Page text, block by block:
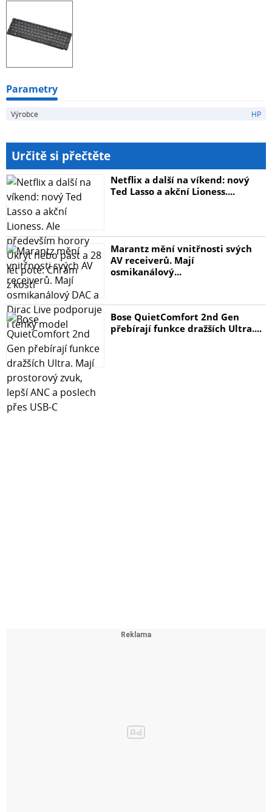
Parametry
Výrobce HP
Určitě si přečtěte
Netflix a další na víkend: nový
Ted Lasso a akční Lioness....
Marantz mění vnitřnosti svých
AV receiverů. Mají
osmikanálový...
Bose QuietComfort 2nd Gen
přebírají funkce dražších Ultra....